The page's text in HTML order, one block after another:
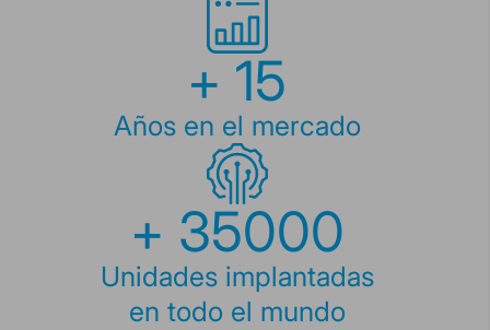
+ 15
Años en el mercado
+ 35000
Unidades implantadas
en todo el mundo